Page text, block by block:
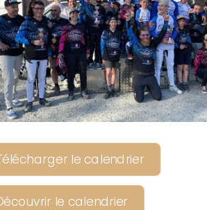
le calendrier
le calendrier